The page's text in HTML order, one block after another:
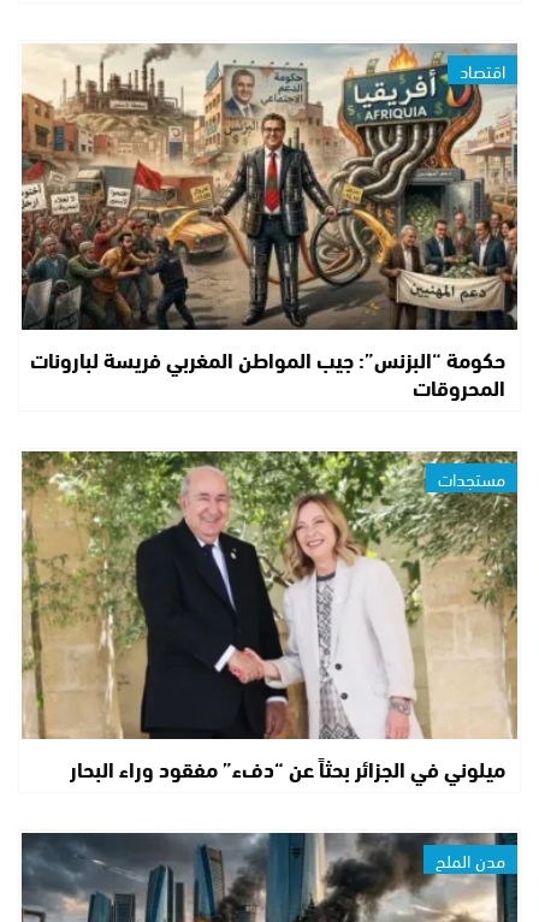
اقتصاد
حكومة “البزنس”: جيب المواطن المغربي فريسة لبارونات
المحروقات
مستجدات
ميلوني في الجزائر بحثاً عن “دفء” مفقود وراء البحار
مدن الملح